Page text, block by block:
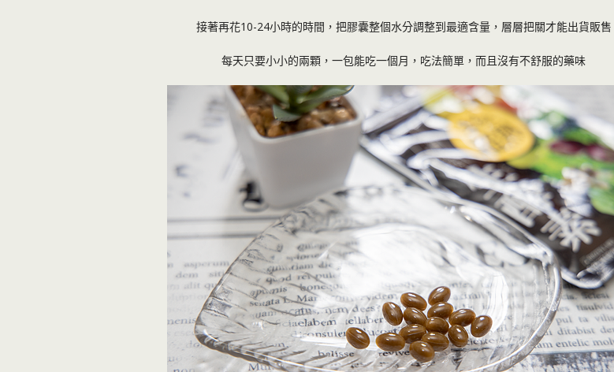
接著再花10-24小時的時間，把膠囊整個水分調整到最適含量，層層把關才能出貨販售
每天只要小小的兩顆，一包能吃一個月，吃法簡單，而且沒有不舒服的藥味